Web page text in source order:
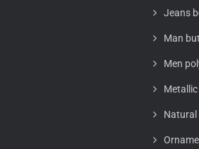
Jeans
Man
Men
Natural